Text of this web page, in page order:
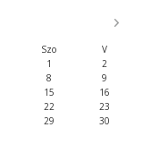
Szo
V
1
2
8
9
15
16
22
23
29
30